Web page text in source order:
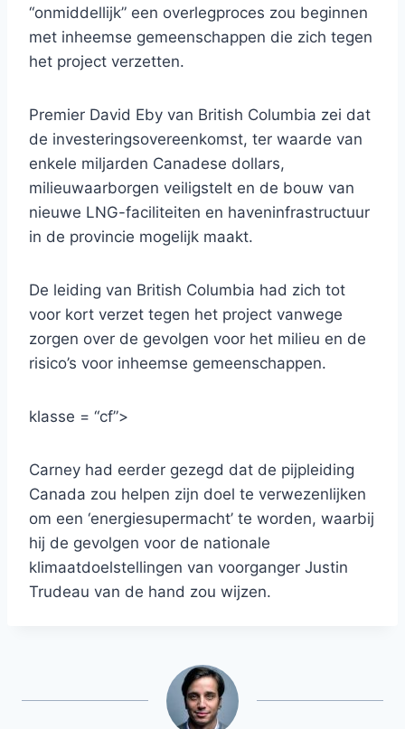
“onmiddellijk” een overlegproces zou beginnen
met inheemse gemeenschappen die zich tegen
het project verzetten.
Premier David Eby van British Columbia zei dat
de investeringsovereenkomst, ter waarde van
enkele miljarden Canadese dollars,
milieuwaarborgen veiligstelt en de bouw van
nieuwe LNG-faciliteiten en haveninfrastructuur
in de provincie mogelijk maakt.
De leiding van British Columbia had zich tot
voor kort verzet tegen het project vanwege
zorgen over de gevolgen voor het milieu en de
risico’s voor inheemse gemeenschappen.
klasse = “cf”>
Carney had eerder gezegd dat de pijpleiding
Canada zou helpen zijn doel te verwezenlijken
om een ​​‘energiesupermacht’ te worden, waarbij
hij de gevolgen voor de nationale
klimaatdoelstellingen van voorganger Justin
Trudeau van de hand zou wijzen.